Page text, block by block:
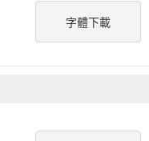
字體下載